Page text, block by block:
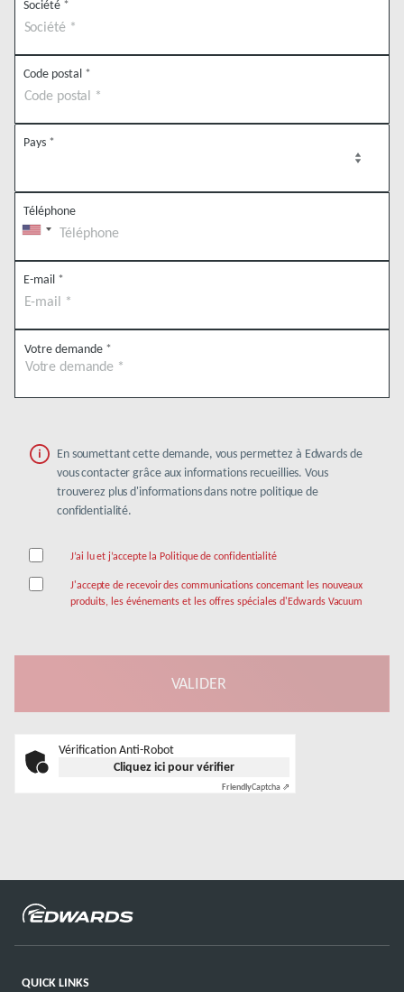
Société *
Code postal *
Pays *
Téléphone
E-mail *
Votre demande *
En soumettant cette demande, vous permettez à Edwards de
vous contacter grâce aux informations recueillies. Vous
trouverez plus d'informations dans notre politique de
confidentialité.
J’ai lu et j’accepte la Politique de confidentialité
J'accepte de recevoir des communications concernant les nouveaux
produits, les événements et les offres spéciales d'Edwards Vacuum
Vérification Anti-Robot
Cliquez ici pour vérifier
FriendlyCaptcha ⇗
QUICK LINKS